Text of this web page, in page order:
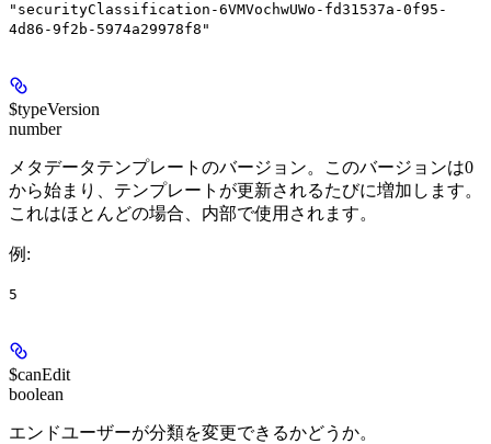
"securityClassification-6VMVochwUWo-fd31537a-0f95-
4d86-9f2b-5974a29978f8"
$typeVersion
number
メタデータテンプレートのバージョン。このバージョンは0
から始まり、テンプレートが更新されるたびに増加します。
これはほとんどの場合、内部で使用されます。
例 :
5
$canEdit
boolean
エンドユーザーが分類を変更できるかどうか。